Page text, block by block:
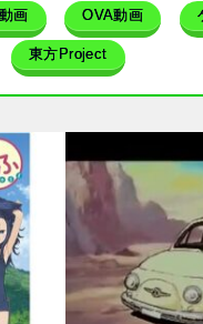
画 OVA動画
東方Project